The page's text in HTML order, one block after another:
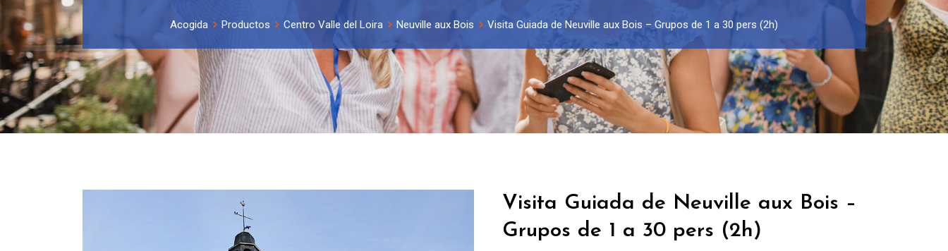
Acogida Productos Centro Valle del Loira Neuville aux Bois Visita Guiada de Neuville aux Bois – Grupos de 1 a 30 pers (2h)
Visita Guiada de Neuville aux Bois –
Grupos de 1 a 30 pers (2h)